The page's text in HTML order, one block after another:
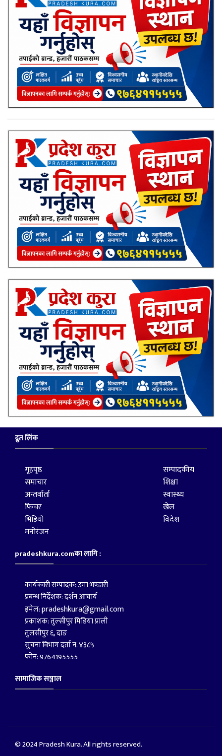
द्रुत लिंक
गृहपृष्ठ
समाचार
अन्तर्वार्ता
फिचर
भिडियो
मनोरंजन
सम्पादकीय
शिक्षा
स्वास्थ्य
खेल
विदेश
pradeshkura.comका लागि :
कार्यकारी सम्पादक: उमा भण्डारी
प्रबन्ध निर्देशक: दर्शन आचार्य
इमेल:pradeshkura@gmail.com
प्रकाशक: तुल्सीपुर मिडिया प्राली
तुलसीपुर ६, दाङ
सुचना विभाग दर्ता न. ४३८५
फोन: 9764195555
सामाजिक सञ्जाल
© 2024 Pradesh Kura. All rights reserved.